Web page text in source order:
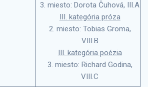
3. miesto: Dorota Čuhová, III.A
III. kategória próza
2. miesto: Tobias Groma,
VIII.B
III. kategória poézia
3. miesto: Richard Godina,
VIII.C